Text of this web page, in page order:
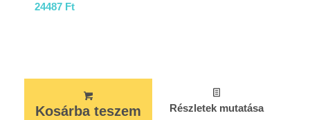
24487 Ft
Kosárba teszem Részletek mutatása